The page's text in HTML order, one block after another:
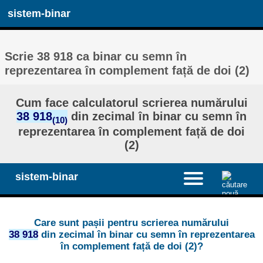
sistem-binar
Scrie 38 918 ca binar cu semn în
reprezentarea în complement față de doi (2)
Cum face calculatorul scrierea numărului
38 918(10) din zecimal în binar cu semn în
reprezentarea în complement față de doi
(2)
sistem-binar
Care sunt pașii pentru scrierea numărului
38 918din zecimal în binar cu semn în reprezentarea
în complement față de doi (2)?